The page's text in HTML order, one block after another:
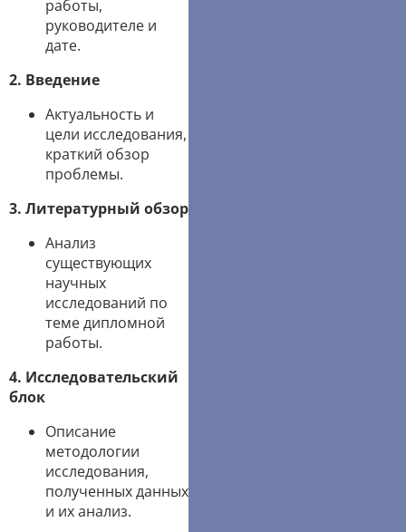
работы,
руководителе и
дате.
2. Введение
Актуальность и
цели исследования,
краткий обзор
проблемы.
3. Литературный обзор
Анализ
существующих
научных
исследований по
теме дипломной
работы.
4. Исследовательский
блок
Описание
методологии
исследования,
полученных данных
и их анализ.